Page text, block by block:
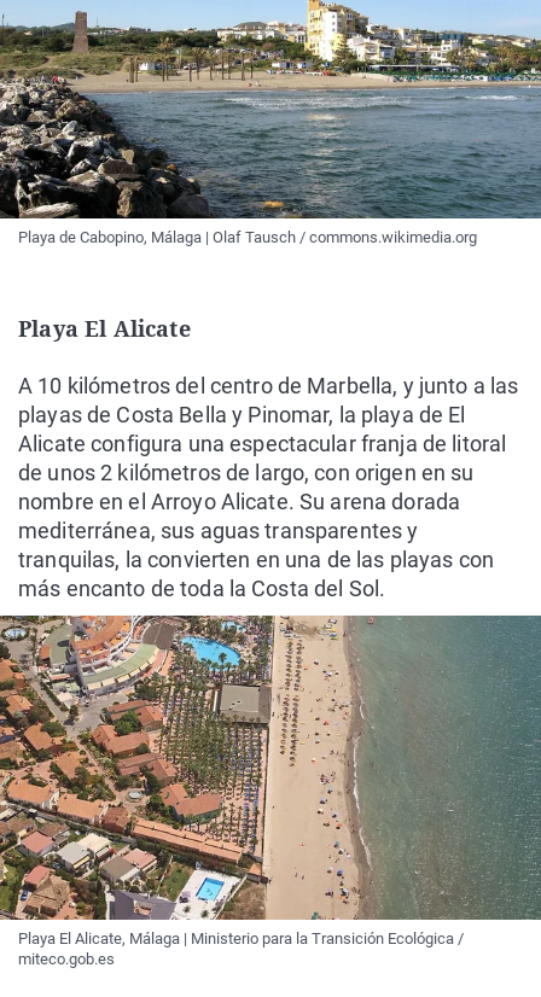
Playa de Cabopino, Málaga | Olaf Tausch / commons.wikimedia.org
Playa El Alicate
A 10 kilómetros del centro de Marbella, y junto a las
playas de Costa Bella y Pinomar, la playa de El
Alicate configura una espectacular franja de litoral
de unos 2 kilómetros de largo, con origen en su
nombre en el Arroyo Alicate. Su arena dorada
mediterránea, sus aguas transparentes y
tranquilas, la convierten en una de las playas con
más encanto de toda la Costa del Sol.
Playa El Alicate, Málaga | Ministerio para la Transición Ecológica /
miteco.gob.es